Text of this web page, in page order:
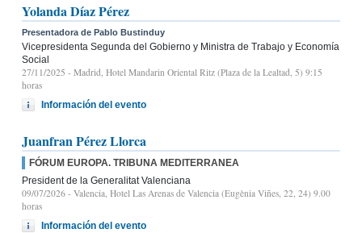
Yolanda Díaz Pérez
Presentadora de Pablo Bustinduy
Vicepresidenta Segunda del Gobierno y Ministra de Trabajo y Economía
Social
27/11/2025 - Madrid, Hotel Mandarin Oriental Ritz (Plaza de la Lealtad, 5) 9:15
horas
Información del evento
Juanfran Pérez Llorca
FÓRUM EUROPA. TRIBUNA MEDITERRANEA
President de la Generalitat Valenciana
09/07/2026 - Valencia, Hotel Las Arenas de Valencia (Eugènia Viñes, 22, 24) 9.00
horas
Información del evento